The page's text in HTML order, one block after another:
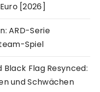
[2026]
ARD-Serie
Spiel
Black Flag Resynced:
und Schwächen